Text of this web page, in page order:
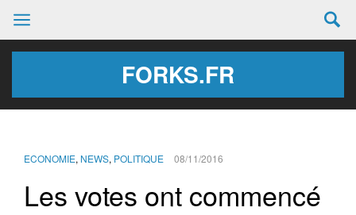
FORKS.FR
ECONOMIE, NEWS, POLITIQUE 08/11/2016
Les votes ont commencé